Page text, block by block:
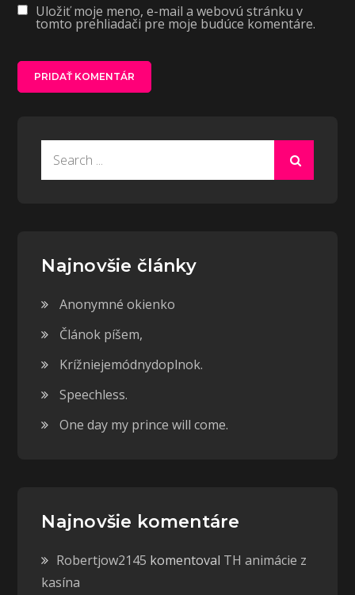
Uložiť moje meno, e-mail a webovú stránku v
tomto prehliadači pre moje budúce komentáre.
Najnovšie články
Anonymné okienko
Článok píšem,
Krížniejemódnydoplnok.
Speechless.
One day my prince will come.
Najnovšie komentáre
Robertjow2145 komentoval TH animácie z
kasína